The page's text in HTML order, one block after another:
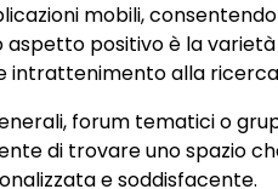
mobili,
positivo è la
intrattenimento alla
forum tematici o
di trovare uno spazio
e soddisfacente.